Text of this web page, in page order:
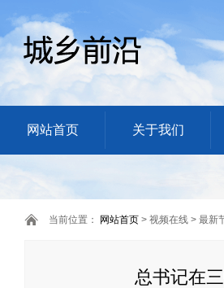
网站首页 关于我们
当前位置： 网站首页 > 视频在线 > 最新
总书记在